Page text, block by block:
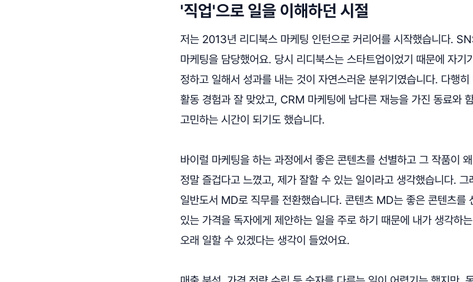
'직업'으로 일을 이해하던 시절
저는 2013년 리디북스 마케팅 인턴으로 커리어를 시작했습니다.
마케팅을 담당했어요. 당시 리디북스는 스타트업이었기 때문에 자기
정하고 일해서 성과를 내는 것이 자연스러운 분위기였습니다. 다행
활동 경험과 잘 맞았고, CRM 마케팅에 남다른 재능을 가진 동료와
고민하는 시간이 되기도 했습니다.
바이럴 마케팅을 하는 과정에서 좋은 콘텐츠를 선별하고 그 작품이
정말 즐겁다고 느꼈고, 제가 잘할 수 있는 일이라고 생각했습니다. 그
일반도서 MD로 직무를 전환했습니다. 콘텐츠 MD는 좋은 콘텐츠를
있는 가격을 독자에게 제안하는 일을 주로 하기 때문에 내가 생각하
오래 일할 수 있겠다는 생각이 들었어요.